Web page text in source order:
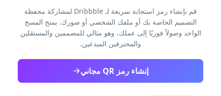
قم بإنشاء رمز استجابة سريعة لـ Dribbble لمشاركة محفظة
التصميم الخاصة بك أو ملفك الشخصي أو صورك. يمنح المسح
الواحد وصولاً فوريًا إلى عملك، وهو مثالي للمصممين والمستقلين
والمحترفين المبدعين.
إنشاء رمز QR مجاني